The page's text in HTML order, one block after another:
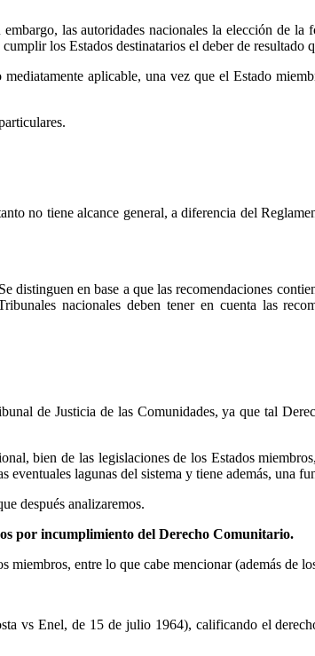
las autoridades nacionales la elección de
los Estados destinatarios el deber de resultado
aplicable, una vez que el Estado
no tiene alcance general, a diferencia del
en base a que las recomendaciones
nacionales deben tener en cuenta las
de Justicia de las Comunidades, ya que tal
bien de las legislaciones de los Estados
lagunas del sistema y tiene además, una
después analizaremos.
por incumplimiento del Derecho Comunitario.
entre lo que cabe mencionar (además de
vs Enel, de 15 de julio 1964), calificando el